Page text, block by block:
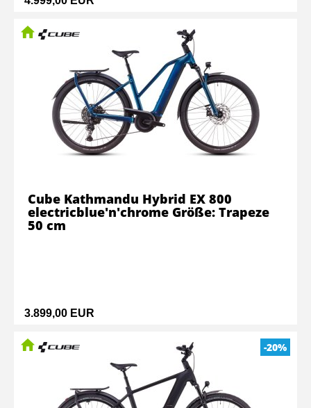
3.899,00 EUR
Cube Kathmandu Hybrid EX 800
electricblue'n'chrome Größe: Trapeze
50 cm
-20%